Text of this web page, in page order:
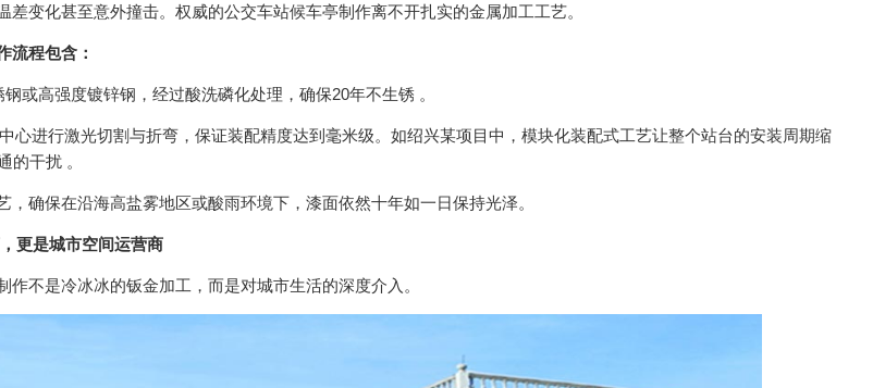
变化甚至意外撞击。权威的公交车站候车亭制作离不开扎实的金属加工工艺。
流程包含：
高强度镀锌钢，经过酸洗磷化处理，确保20年不生锈 。
进行激光切割与折弯，保证装配精度达到毫米级。如绍兴某项目中，模块化装配式工艺让整个站台的安装周期缩
的干扰 。
确保在沿海高盐雾地区或酸雨环境下，漆面依然十年如一日保持光泽。
更是城市空间运营商
不是冷冰冰的钣金加工，而是对城市生活的深度介入。